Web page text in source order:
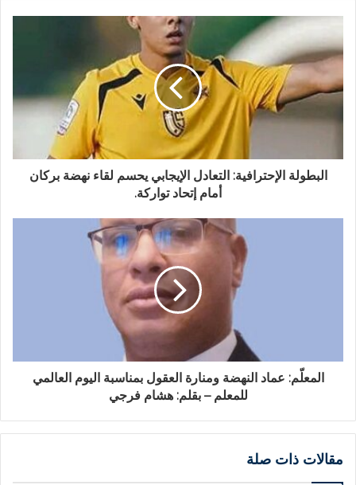
البطولة الإحترافية: التعادل الإيجابي يحسم لقاء نهضة بركان
أمام إتحاد تواركة.
المعلّم: عماد النهضة ومنارة العقول بمناسبة اليوم العالمي
للمعلم – بقلم: هشام فرجي
مقالات ذات صلة